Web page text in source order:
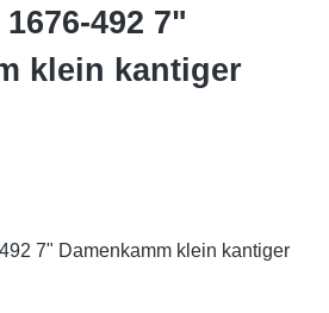
492 7"
klein kantiger